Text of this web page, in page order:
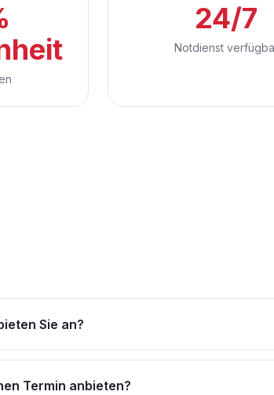
24/7
Notdienst
Sie an?
Termin anbieten?